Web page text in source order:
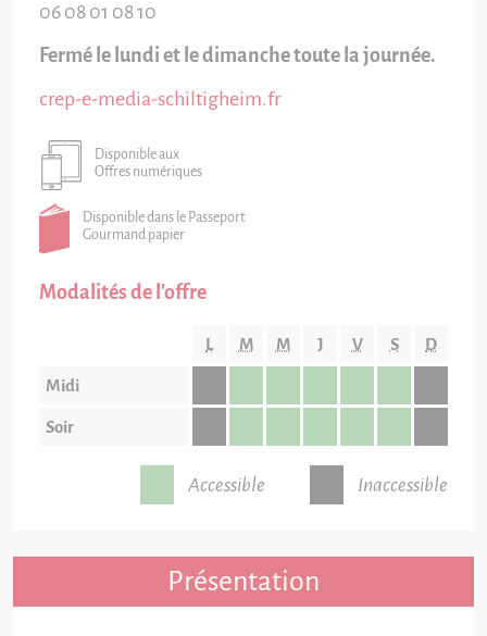
06 08 01 08 10
Fermé le lundi et le dimanche toute la journée.
crep-e-media-schiltigheim.fr
Disponible aux
Offres numériques
Disponible dans le Passeport
Gourmand papier
Modalités de l'offre
L M M J V S D
Midi
Soir
Accessible Inaccessible
Présentation